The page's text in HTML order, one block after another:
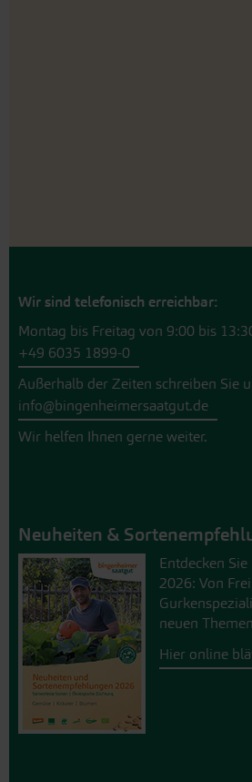
Wir sind telefonisch erreichbar:
Montag bis Freitag von 9:00 bis
+49 6035 1899-0
Außerhalb der Zeiten schreiben Sie
info@bingenheimersaatgut.de
Wir helfen Ihnen gerne weiter.
Neuheiten &
Entdecken
2026: Von
neuen
Hier online